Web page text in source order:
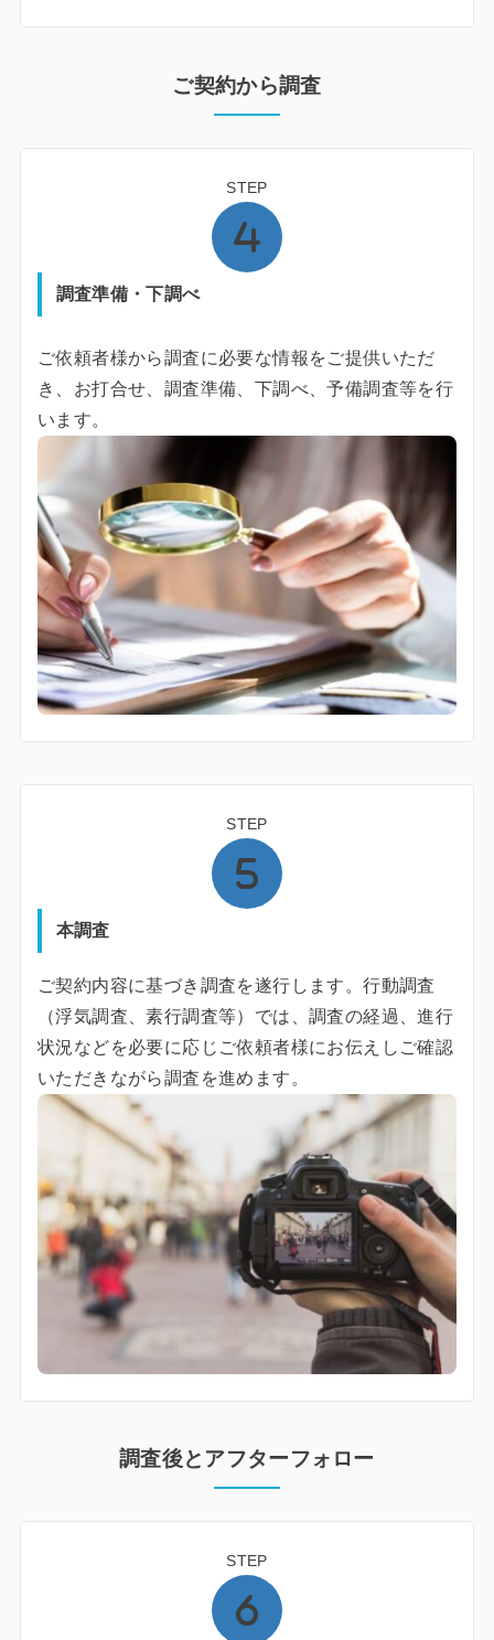
ご契約から調査
STEP
調査準備・下調べ
ご依頼者様から調査に必要な情報をご提供いただ
き、お打合せ、調査準備、下調べ、予備調査等を行
います。
STEP
本調査
ご契約内容に基づき調査を遂行します。行動調査
（浮気調査、素行調査等）では、調査の経過、進行
状況などを必要に応じご依頼者様にお伝えしご確認
いただきながら調査を進めます。
調査後とアフターフォロー
STEP